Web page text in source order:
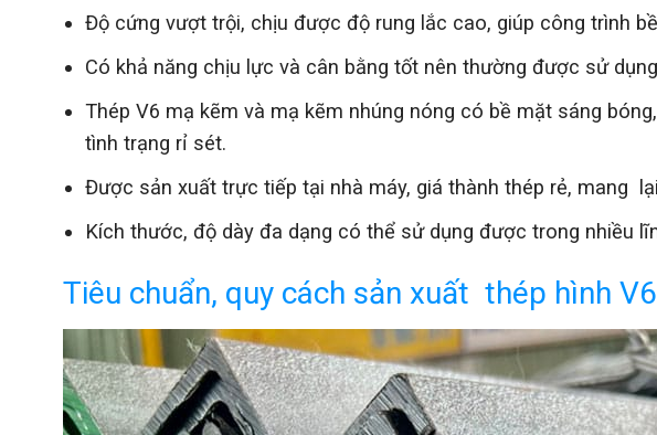
Độ cứng vượt trội, chịu được độ rung lắc cao, giúp công trình
Có khả năng chịu lực và cân bằng tốt nên thường được sử
Thép V6 mạ kẽm và mạ kẽm nhúng nóng có bề mặt sáng
tình trạng rỉ sét.
Được sản xuất trực tiếp tại nhà máy, giá thành thép rẻ, mang
Kích thước, độ dày đa dạng có thể sử dụng được trong nhiều
Tiêu chuẩn, quy cách sản xuất thép hình